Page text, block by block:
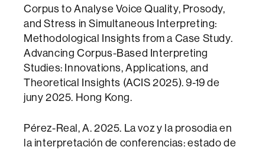
Corpus to Analyse Voice Quality, Prosody,
and Stress in Simultaneous Interpreting:‌ ‌
Methodological Insights from a Case Study.
Advancing Corpus-Based Interpreting
Studies: Innovations, Applications, and
Theoretical Insights (ACIS 2025). 9-19 de
juny 2025. Hong Kong.
Pérez-Real, A. 2025. La voz y la prosodia en
la interpretación de conferencias: estado de